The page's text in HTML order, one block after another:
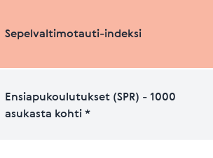
Sepelvaltimotauti-indeksi
Ensiapukoulutukset (SPR) - 1000
asukasta kohti *